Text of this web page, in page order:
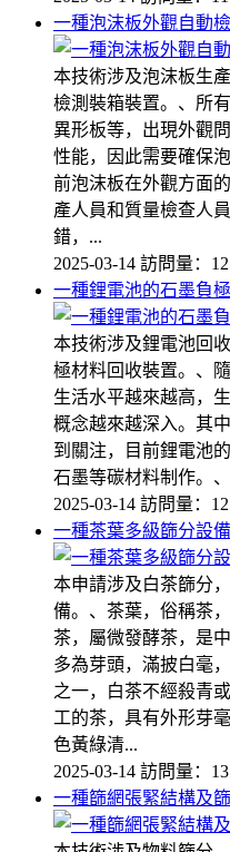
一種泡沫板外觀自動
本技術涉及泡沫板生
檢測裝箱裝置。、所
異形板等，出現外觀
性能，因此需要確保
前泡沫板在外觀方面
產人員和質量檢查人
錯，...
2025-03-14 訪問量：12
一種鋰電池的石墨負
本技術涉及鋰電池回
極材料回收裝置。、
生活水平越來越高，
概念越來越深入。其
到關注，目前鋰電池
石墨等碳材料制作。
2025-03-14 訪問量：12
一種茶葉多級篩分設
本申請涉及白茶篩分
備。、茶葉，俗稱茶
茶，屬微發酵茶，是
多為芽頭，滿披白毫
之一，白茶不經殺青
工的茶，具有外形芽
色黃綠清...
2025-03-14 訪問量：13
一種篩網張緊結構及